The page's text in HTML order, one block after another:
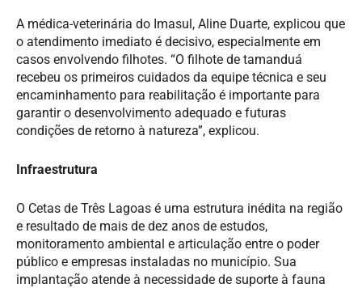
A médica-veterinária do Imasul, Aline Duarte, explicou que
o atendimento imediato é decisivo, especialmente em
casos envolvendo filhotes. “O filhote de tamanduá
recebeu os primeiros cuidados da equipe técnica e seu
encaminhamento para reabilitação é importante para
garantir o desenvolvimento adequado e futuras
condições de retorno à natureza”, explicou.
Infraestrutura
O Cetas de Três Lagoas é uma estrutura inédita na região
e resultado de mais de dez anos de estudos,
monitoramento ambiental e articulação entre o poder
público e empresas instaladas no município. Sua
implantação atende à necessidade de suporte à fauna